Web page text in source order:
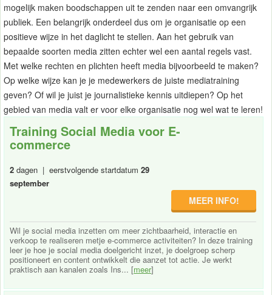
mogelijk maken boodschappen uit te zenden naar een omvangrijk
publiek. Een belangrijk onderdeel dus om je organisatie op een
positieve wijze in het daglicht te stellen. Aan het gebruik van
bepaalde soorten media zitten echter wel een aantal regels vast.
Met welke rechten en plichten heeft media bijvoorbeeld te maken?
Op welke wijze kan je je medewerkers de juiste mediatraining
geven? Of wil je juist je journalistieke kennis uitdiepen? Op het
gebied van media valt er voor elke organisatie nog wel wat te leren!
Training Social Media voor E-
commerce
2 dagen | eerstvolgende startdatum 29
september
MEER INFO!
Wil je social media inzetten om meer zichtbaarheid, interactie en
verkoop te realiseren metje e-commerce activiteiten? In deze training
leer je hoe je social media doelgericht inzet, je doelgroep scherp
positioneert en content ontwikkelt die aanzet tot actie. Je werkt
praktisch aan kanalen zoals Ins... [meer]